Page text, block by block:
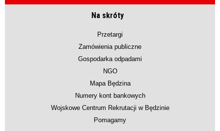
Na skróty
Przetargi
Zamówienia publiczne
Gospodarka odpadami
NGO
Mapa Będzina
Numery kont bankowych
Wojskowe Centrum Rekrutacji w Będzinie
Pomagamy